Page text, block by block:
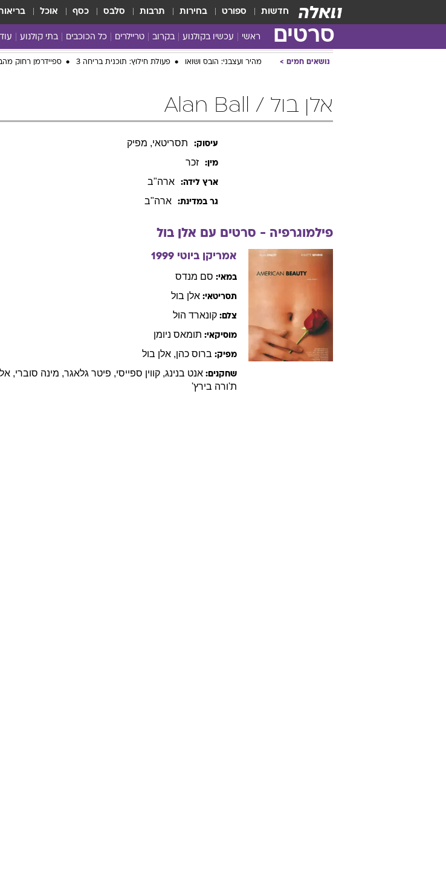
חדשות ספורט בחירות תרבות סלבס כסף אוכל
סרטים ראשי עכשיו בקולנוע בקרוב טריילרים כל הכוכבים בתי קולנוע
כל נושאים חמים מהיר ועצבני: הובס ושואו פעולת חילוץ: תוכנית בריחה 3 ספיידרמן רחוק
אלן בול / Alan Ball
עיסוק: תסריטאי, מפיק
מין: זכר
ארץ לידה: ארה"ב
גר במדינת: ארה"ב
פילמוגרפיה - סרטים עם אלן בול
אמריקן ביוטי 1999
במאי: סם מנדס
תסריטאי: אלן בול
צלם: קונארד הול
מוסיקאי: תומאס ניומן
מפיק: ברוס כהן, אלן בול
שחקנים: אנט בנינג, קווין ספייסי, פיטר גלאגר, מינה סוברי,
ת'ורה בירץ'